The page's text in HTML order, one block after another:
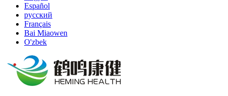
Español
русский
Français
Bai Miaowen
O'zbek